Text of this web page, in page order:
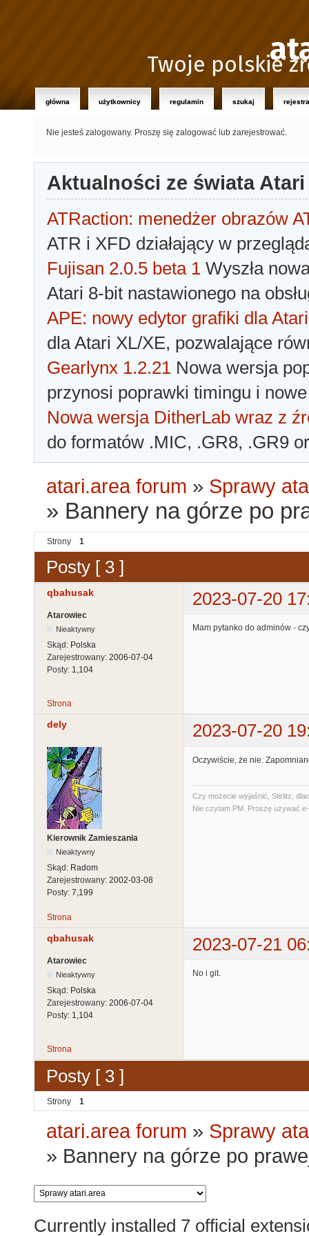
Twoje polskie
główna użytkownicy regulamin szukaj
Nie jesteś zalogowany. Proszę się zalogować lub zarejestrować.
Aktualności ze świata Atari
ATRaction: menedżer obrazów
ATR i XFD działający w
Fujisan 2.0.5 beta 1 Wyszła
Atari 8-bit nastawionego na
APE: nowy edytor grafiki dla Atari
dla Atari XL/XE, pozwalające
Gearlynx 1.2.21 Nowa wersja
przynosi poprawki timingu i
Nowa wersja DitherLab wraz z
do formatów .MIC, .GR8, .GR9
atari.area forum » Sprawy
» Bannery na górze po
Strony 1
Posty [ 3 ]
qbahusak 2023-07-20
Atarowiec
Nieaktywny
Skąd: Polska
Zarejestrowany: 2006-07-04
Posty: 1,104
Mam pytanko do adminów -
Strona
dely 2023-07-20
Kierownik Zamieszania
Nieaktywny
Skąd: Radom
Zarejestrowany: 2002-03-08
Posty: 7,199
Oczywiście, że nie.
Czy możecie wyjaśnić, Stirlitz,
Nie czytam PM. Proszę używać
Strona
qbahusak 2023-07-21
Atarowiec
Nieaktywny
Skąd: Polska
Zarejestrowany: 2006-07-04
Posty: 1,104
No i git.
Strona
Posty [ 3 ]
Strony 1
atari.area forum » Sprawy
» Bannery na górze po
Currently installed 7 official